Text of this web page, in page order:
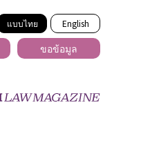
แบบไทย English
ขอข้อมูล